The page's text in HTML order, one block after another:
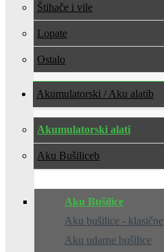
Štihače i vile
Lopate
Ostalo
Akumulatorski / Aku alati
Akumulatorski alati
Aku Bušilice
Aku Bušilice
Aku bušilice - klasične
Aku udarne bušilice